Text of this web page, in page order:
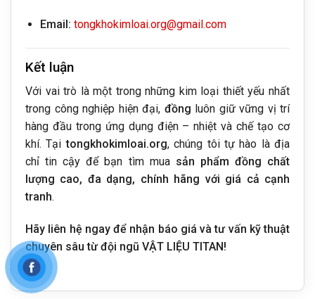
Email: tongkhokimloai.org@gmail.com
Kết luận
Với vai trò là một trong những kim loại thiết yếu nhất
trong công nghiệp hiện đại, đồng luôn giữ vững vị trí
hàng đầu trong ứng dụng điện – nhiệt và chế tạo cơ
khí. Tạitongkhokimloai.org, chúng tôi tự hào là địa
chỉ tin cậy để bạn tìm mua sản phẩm đồng chất
lượng cao, đa dạng, chính hãng với giá cả cạnh
tranh.
Hãy liên hệ ngay để nhận báo giá và tư vấn kỹ thuật
chuyên sâu từ đội ngũ VẬT LIỆU TITAN!